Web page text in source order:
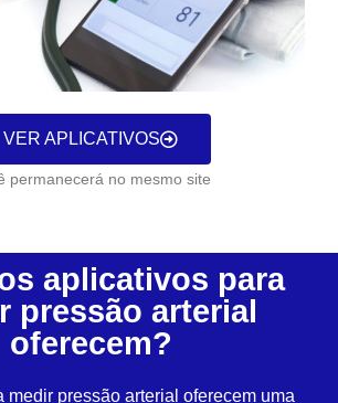
VER APLICATIVOS
permanecerá no mesmo site
aplicativos para
pressão arterial
oferecem?
medir pressão arterial oferecem uma